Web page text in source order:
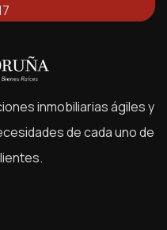
inmobiliarias ágiles y
de cada uno de